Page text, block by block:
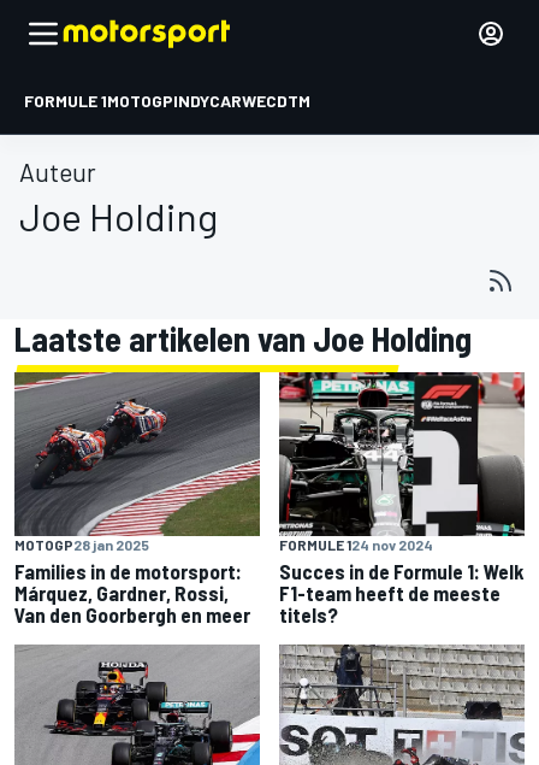
FORMULE 1MOTOGPINDYCARWECDTM
Auteur
Joe Holding
Laatste artikelen van Joe Holding
MOTOGP28 jan 2025
Families in de motorsport:
Márquez, Gardner, Rossi,
Van den Goorbergh en meer
FORMULE 124 nov 2024
Succes in de Formule 1: Welk
F1-team heeft de meeste
titels?